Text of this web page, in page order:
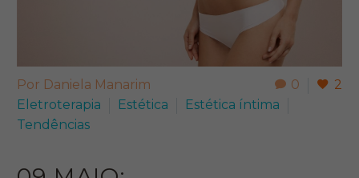
0 2
Por Daniela Manarim
Eletroterapia
Estética
Estética íntima
Tendências